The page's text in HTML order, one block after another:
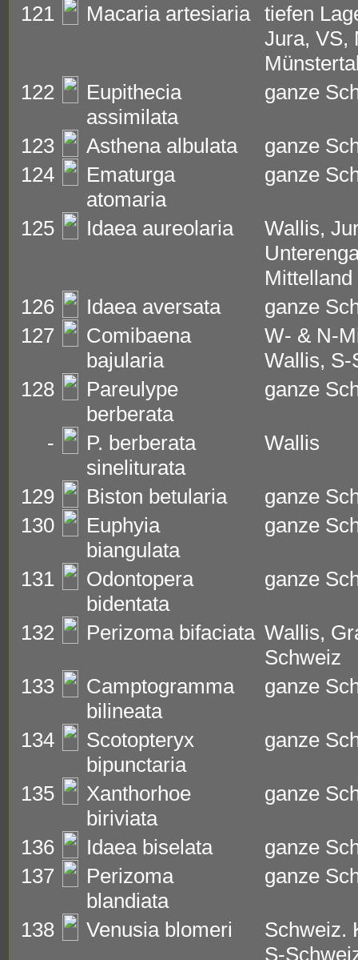
121 Macaria artesiaria tiefen
Jura, VS,
122
Eupithecia
assimilata
ganze
123 Asthena albulata
ganze
124
Ematurga
atomaria
ganze
125 Idaea aureolaria
Wallis,
Mittelland
126
Idaea aversata
ganze
127
Comibaena
bajularia
W- & N-
Wallis, S-
128
Pareulype
berberata
ganze
-
P. berberata
sineliturata
Wallis
129 Biston betularia
ganze
130
Euphyia
biangulata
ganze
131
Odontopera
bidentata
ganze
132 Perizoma bifaciata Wallis,
Schweiz
133
Camptogramma
bilineata
ganze
134
Scotopteryx
bipunctaria
ganze
135
Xanthorhoe
biriviata
ganze
136 Idaea biselata
ganze
137
Perizoma
blandiata
ganze
138 Venusia blomeri
Schweiz.
S-